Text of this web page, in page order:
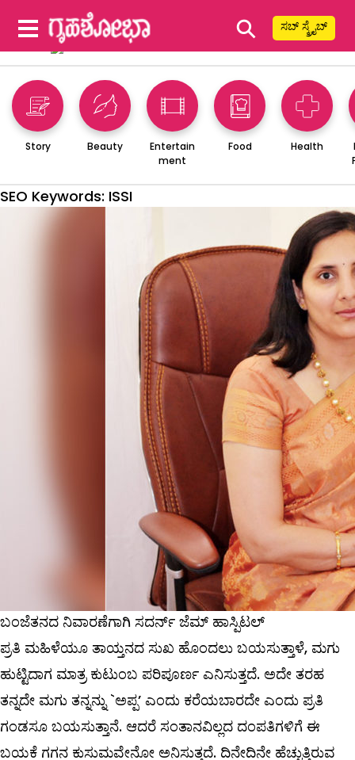
⚲ ಸಬ್ ಸ್ಕ್ರೈಬ್
Story Beauty
Entertain
ment
Food Health
SEO Keywords: ISSI
ಬಂಜೆತನದ ನಿವಾರಣೆಗಾಗಿ ಸದರ್ನ್ ಜೆಮ್ ಹಾಸ್ಪಿಟಲ್
ಪ್ರತಿ ಮಹಿಳೆಯೂ ತಾಯ್ತನದ ಸುಖ ಹೊಂದಲು ಬಯಸುತ್ತಾಳೆ, ಮಗು
ಹುಟ್ಟಿದಾಗ ಮಾತ್ರ ಕುಟುಂಬ ಪರಿಪೂರ್ಣ ಎನಿಸುತ್ತದೆ. ಅದೇ ತರಹ
ತನ್ನದೇ ಮಗು ತನ್ನನ್ನು `ಅಪ್ಪ’ ಎಂದು ಕರೆಯಬಾರದೇ ಎಂದು ಪ್ರತಿ
ಗಂಡಸೂ ಬಯಸುತ್ತಾನೆ. ಆದರೆ ಸಂತಾನವಿಲ್ಲದ ದಂಪತಿಗಳಿಗೆ ಈ
ಬಯಕೆ ಗಗನ ಕುಸುಮವೇನೋ ಅನಿಸುತ್ತದೆ. ದಿನೇದಿನೇ ಹೆಚ್ಚುತ್ತಿರುವ